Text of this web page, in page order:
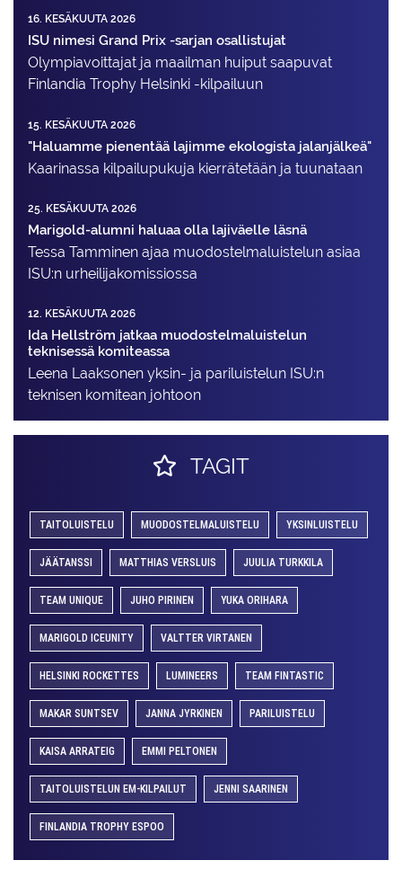
16. KESÄKUUTA 2026
ISU nimesi Grand Prix -sarjan osallistujat
Olympiavoittajat ja maailman huiput saapuvat
Finlandia Trophy Helsinki -kilpailuun
15. KESÄKUUTA 2026
"Haluamme pienentää lajimme ekologista jalanjälkeä"
Kaarinassa kilpailupukuja kierrätetään ja tuunataan
25. KESÄKUUTA 2026
Marigold-alumni haluaa olla lajiväelle läsnä
Tessa Tamminen ajaa muodostelma­luistelun asiaa
ISU:n urheilija­komissiossa
12. KESÄKUUTA 2026
Ida Hellström jatkaa muodostelmaluistelun
teknisessä komiteassa
Leena Laaksonen yksin- ja pariluistelun ISU:n
teknisen komitean johtoon
TAGIT
TAITOLUISTELU MUODOSTELMALUISTELU YKSINLUISTELU
JÄÄTANSSI MATTHIAS VERSLUIS JUULIA TURKKILA
TEAM UNIQUE JUHO PIRINEN YUKA ORIHARA
MARIGOLD ICEUNITY VALTTER VIRTANEN
HELSINKI ROCKETTES LUMINEERS TEAM FINTASTIC
MAKAR SUNTSEV JANNA JYRKINEN PARILUISTELU
KAISA ARRATEIG EMMI PELTONEN
TAITOLUISTELUN EM-KILPAILUT JENNI SAARINEN
FINLANDIA TROPHY ESPOO